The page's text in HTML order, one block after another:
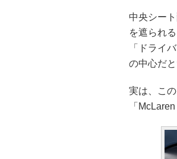
中央シー
を遮られ
「ドライ
の中心だ
実は、こ
「